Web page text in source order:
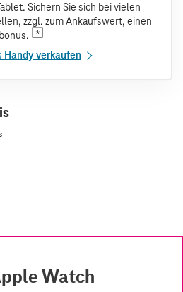
Sichern Sie sich bei vielen
zzgl. zum Ankaufswert, einen
verkaufen